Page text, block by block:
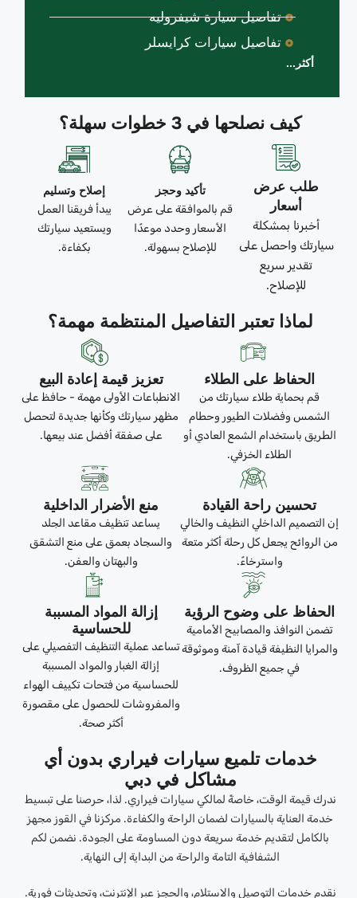
كيف نصلحها في 3 خطوات سهلة؟
طلب عرض
أسعار
أخبرنا بمشكلة
سيارتك واحصل على
تقدير سريع
للإصلاح.
تأكيد وحجز
قم بالموافقة على عرض
الأسعار وحدد موعدًا
للإصلاح بسهولة.
إصلاح وتسليم
يبدأ فريقنا العمل
ويستعيد سيارتك
بكفاءة.
لماذا تعتبر التفاصيل المنتظمة مهمة؟
الحفاظ على الطلاء
قم بحماية طلاء سيارتك من
الشمس وفضلات الطيور وحطام
الطريق باستخدام الشمع العادي أو
الطلاء الخزفي.
تعزيز قيمة إعادة البيع
الانطباعات الأولى مهمة - حافظ على
مظهر سيارتك وكأنها جديدة لتحصل
على صفقة أفضل عند بيعها.
تحسين راحة القيادة
إن التصميم الداخلي النظيف والخالي
من الروائح يجعل كل رحلة أكثر متعة
واسترخاءً.
منع الأضرار الداخلية
يساعد تنظيف مقاعد الجلد
والسجاد بعمق على منع التشقق
والبهتان والعفن.
الحفاظ على وضوح الرؤية
تضمن النوافذ والمصابيح الأمامية
والمرايا النظيفة قيادة آمنة وموثوقة
في جميع الظروف.
إزالة المواد المسببة
للحساسية
تساعد عملية التنظيف التفصيلي على
إزالة الغبار والمواد المسببة
للحساسية من فتحات تكييف الهواء
والمفروشات للحصول على مقصورة
أكثر صحة.
خدمات تلميع سيارات فيراري بدون أي
مشاكل في دبي
ندرك قيمة الوقت، خاصةً لمالكي سيارات فيراري. لذا، حرصنا على تبسيط
خدمة العناية بالسيارات لضمان الراحة والكفاءة. مركزنا في القوز مجهز
بالكامل لتقديم خدمة سريعة دون المساومة على الجودة. نضمن لكم
الشفافية التامة والراحة من البداية إلى النهاية.
نقدم خدمات التوصيل والاستلام، والحجز عبر الإنترنت، وتحديثات فورية.
تفاصيل سيارة شيفروليه
تفاصيل سيارات كرايسلر
أكثر...